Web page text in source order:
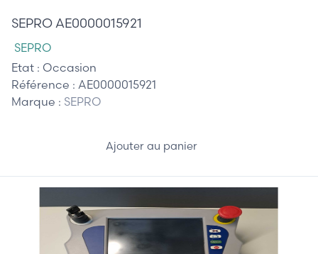
SEPRO AE0000015921
SEPRO
Etat : Occasion
Référence : AE0000015921
Marque : SEPRO
Ajouter au panier